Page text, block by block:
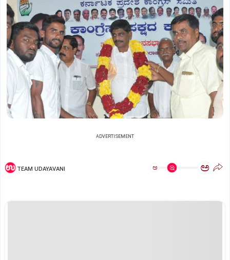
ADVERTISEMENT
TEAM UDAYAVANI ಅ ಅ